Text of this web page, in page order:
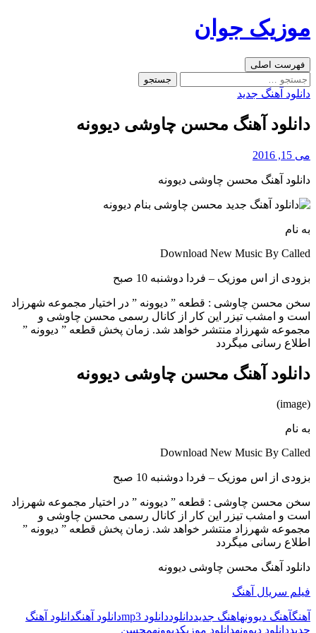
به
موزیک جوان
جست‌وجو
فهرست اصلی
جستجو
برای:
دانلود آهنگ جدید
دانلود آهنگ محسن چاوشی دیوونه
می 15, 2016
دانلود آهنگ محسن چاوشی دیوونه
به نام
Download New Music By Called
بزودی از اس موزیک – فردا دوشنبه 10 صبح
سخن محسن چاوشی : قطعه ” دیوونه ” در اختیار مجموعه شهرزاد
است و امشب تیزر این کار از کانال رسمی محسن چاوشی و
مجموعه شهرزاد منتشر خواهد شد. زمان پخش قطعه ” دیوونه ”
اطلاع رسانی میگردد
دانلود آهنگ محسن چاوشی دیوونه
(image)
به نام
Download New Music By Called
بزودی از اس موزیک – فردا دوشنبه 10 صبح
سخن محسن چاوشی : قطعه ” دیوونه ” در اختیار مجموعه شهرزاد
است و امشب تیزر این کار از کانال رسمی محسن چاوشی و
مجموعه شهرزاد منتشر خواهد شد. زمان پخش قطعه ” دیوونه ”
اطلاع رسانی میگردد
دانلود آهنگ محسن چاوشی دیوونه
فیلم سریال آهنگ
آهنگآهنگ دیوونهاهنگ جدیددانلوددانلود mp3 دانلود آهنگدانلود آهنگ
جدیددانلود دیوونهدانلود موزیکدیوونهمحسن